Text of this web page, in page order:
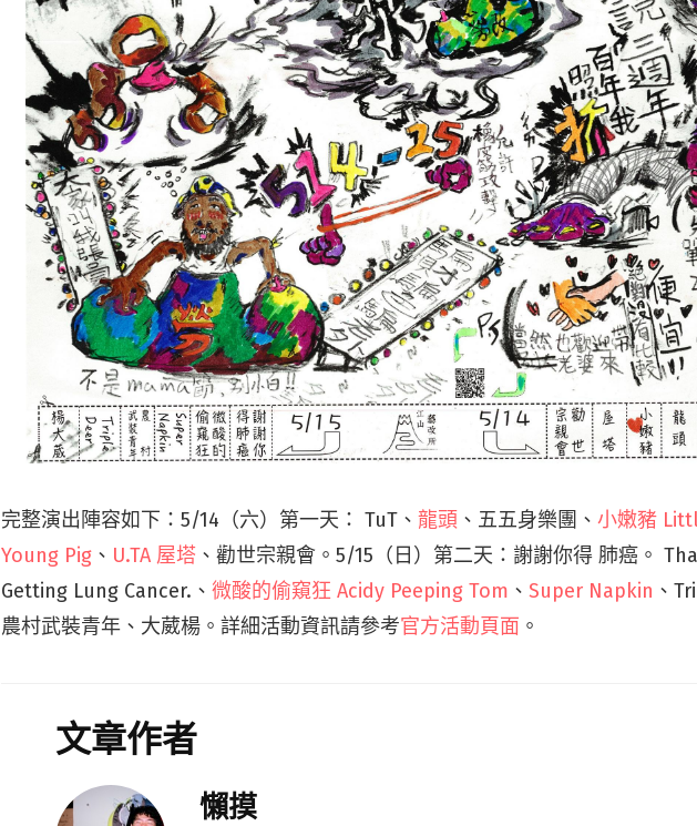
完整演出陣容如下：5/14（六）第一天：TuT、龍頭 、 五五身樂團、小嫩豬
Young Pig 、 U.TA 屋塔 、勸世宗親會。5/15（日）第二天：謝謝你得 肺癌。
Getting Lung Cancer.、微酸的偷窺狂 Acidy Peeping Tom 、Super Napkin 、
農村武裝青年、大葳楊。詳細活動資訊請參考官方活動頁面 。
文章作者
懶摸